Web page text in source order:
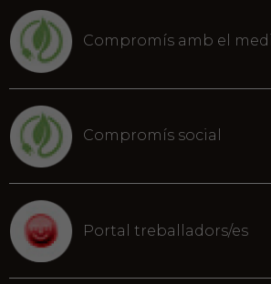
Compromís amb el
Compromís social
Portal treballadors/es